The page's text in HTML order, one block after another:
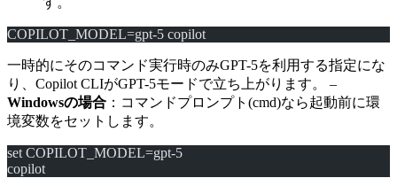
COPILOT_MODEL=gpt-5 copilot
一時的にそのコマンド実行時のみGPT-5を利用する指定にな
り、Copilot CLIがGPT-5モードで立ち上がります。 –
Windowsの場合 ：コマンドプロンプト(cmd)なら起動前に環
境変数をセットします。
set COPILOT_MODEL=gpt-5
copilot